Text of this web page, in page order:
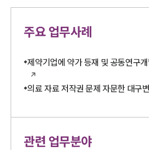
소식/자료
공지사항
뉴스레터/브로슈어
대륜법률상담예약
주요 업무사례
제약기업에 약가 등재 및 공동연구
의료 자료 저작권 문제 자문한 대구
관련 업무분야